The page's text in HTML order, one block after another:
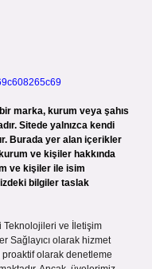
marka, kurum veya şahıs
Sitede yalnızca kendi
Burada yer alan içerikler
ve kişiler hakkında
ve kişiler ile isim
bilgiler taslak
Teknolojileri ve İletişim
Sağlayıcı olarak hizmet
olarak denetleme